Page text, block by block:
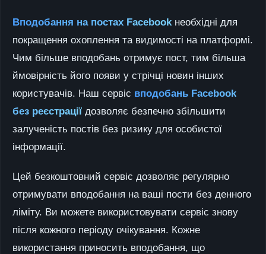
Вподобання на постах Facebook необхідні для
покращення охоплення та видимості на платформі.
Чим більше вподобань отримує пост, тим більша
ймовірність його появи у стрічці новин інших
користувачів. Наш сервіс вподобань Facebook
без реєстрації дозволяє безпечно збільшити
залученість постів без ризику для особистої
інформації.
Цей безкоштовний сервіс дозволяє регулярно
отримувати вподобання на ваші пости без денного
ліміту. Ви можете використовувати сервіс знову
після кожного періоду очікування. Кожне
використання приносить вподобання, що